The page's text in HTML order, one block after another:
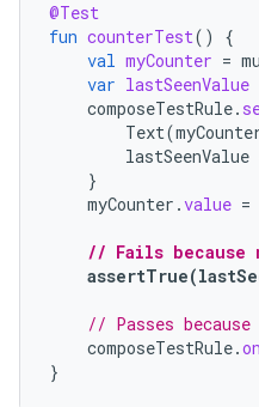
@Test
fun counterTest()
{
val myCounter =
var lastSeenValue
composeTestRule.
Text(
lastSeenValue
}
myCounter .value =
// Fails because
assertTrue(
// Passes
composeTestRule.
}